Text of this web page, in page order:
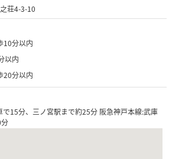
荘4-3-10
10分以内
以内
20分以内
15分、三ノ宮駅まで約25分 阪急神戸本線:武庫